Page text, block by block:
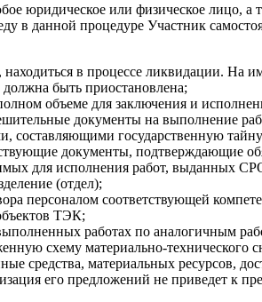
юридическое или физическое лицо,
в данной процедуре Участник
в процессе ликвидации. На
должна быть приостановлена;
объеме для заключения и
документы на выполнение
составляющими государственную
документы, подтверждающие
для исполнения работ, выданных
(отдел);
персоналом соответствующей
ТЭК;
работах по аналогичным
схему материально-технического
средства, материальных ресурсов,
его предложений не приведет к